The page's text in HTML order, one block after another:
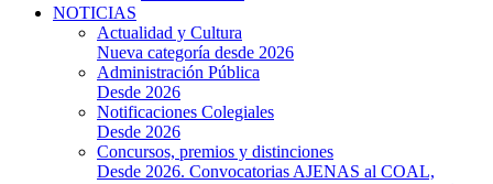
NOTICIAS
Actualidad y Cultura
Nueva categoría desde 2026
Administración Pública
Desde 2026
Notificaciones Colegiales
Desde 2026
Concursos, premios y distinciones
Desde 2026. Convocatorias AJENAS al COAL,